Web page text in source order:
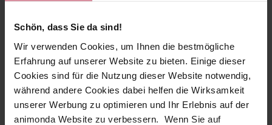
Schön, dass Sie da sind!
Wir verwenden Cookies, um Ihnen die bestmögliche
Erfahrung auf unserer Website zu bieten. Einige dieser
Cookies sind für die Nutzung dieser Website notwendig,
während andere Cookies dabei helfen die Wirksamkeit
unserer Werbung zu optimieren und Ihr Erlebnis auf der
animonda Website zu verbessern. Wenn Sie auf
15,99 € (12.51% gespart)
Ihr Vorteil 17%